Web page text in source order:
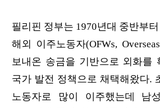
필리핀 정부는 1970년대 중반부
해외 이주노동자(OFWs,
보내온 송금을 기반으로 외화를
국가 발전 정책으로 채택해왔다.
노동자로 많이 이주했는데 남